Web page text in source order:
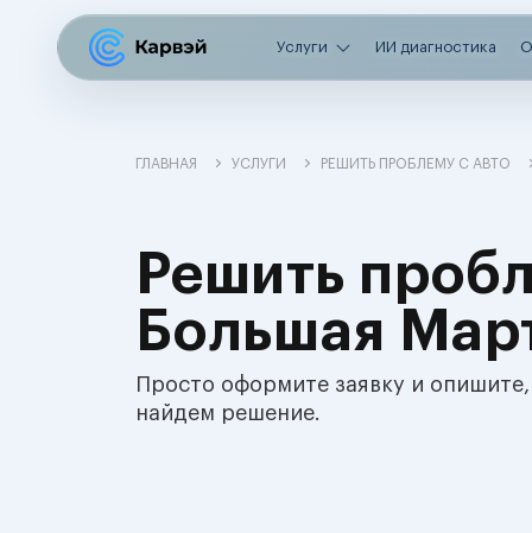
Услуги ИИ диагностика
ГЛАВНАЯ УСЛУГИ РЕШИТЬ ПРОБЛЕМУ С АВТО
Решить
Большая
Просто оформите заявку и
найдем решение.